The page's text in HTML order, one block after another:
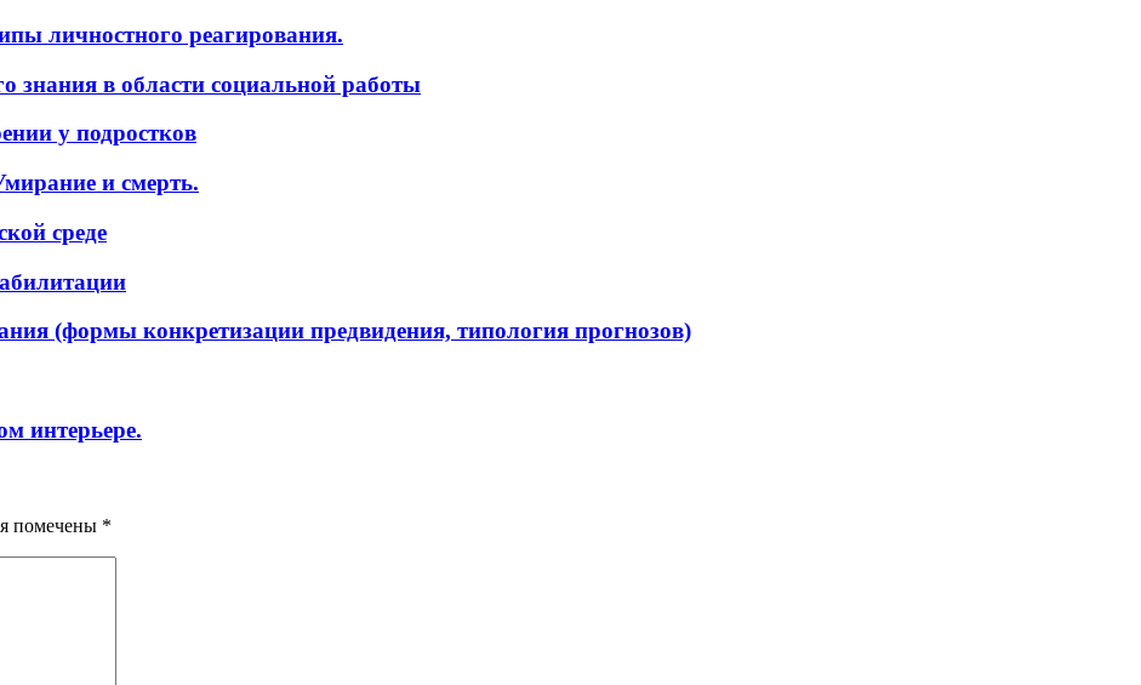
личностного реагирования.
знания в области социальной работы
у подростков
и смерть.
среде
(формы конкретизации предвидения, типология прогнозов)
интерьере.
помечены *